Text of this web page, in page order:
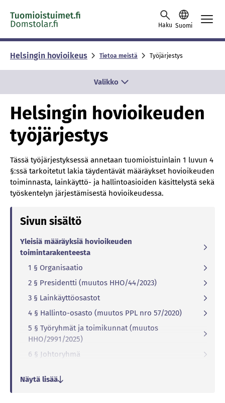
Skip to content -saavutettavuusohje
Haku Suomi
Helsingin hovioikeus Tietoa meistä Työjärjestys
Valikko
Helsingin hovioikeuden
työjärjestys
Tässä työjärjestyksessä annetaan tuomioistuinlain 1 luvun 4
§:ssä tarkoitetut lakia täydentävät määräykset hovioikeuden
toiminnasta, lainkäyttö- ja hallintoasioiden käsittelystä sekä
työskentelyn järjestämisestä hovioikeudessa.
Sivun sisältö
Yleisiä määräyksiä hovioikeuden
toimintarakenteesta
1 § Organisaatio
2 § Presidentti (muutos HHO/44/2023)
3 § Lainkäyttöosastot
4 § Hallinto-osasto (muutos PPL nro 57/2020)
5 § Työryhmät ja toimikunnat (muutos
HHO/2991/2025)
6 § Johtoryhmä
koskevassa asiassa (muutos PPL nro 57/2020)
Näytä lisää